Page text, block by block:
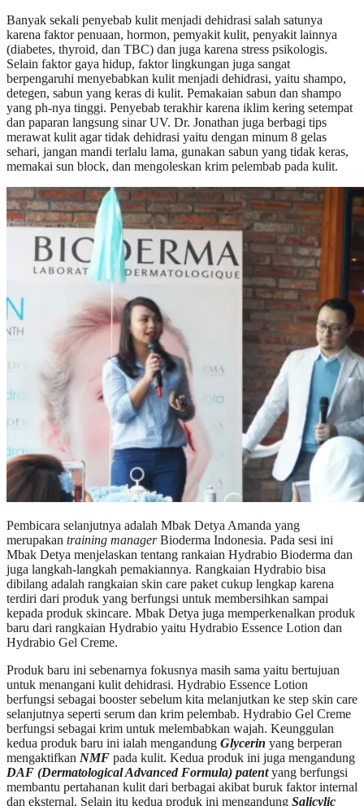
Banyak sekali penyebab kulit menjadi dehidrasi salah satunya
karena faktor penuaan, hormon, pemyakit kulit, penyakit lainnya
(diabetes, thyroid, dan TBC) dan juga karena stress psikologis.
Selain faktor gaya hidup, faktor lingkungan juga sangat
berpengaruhi menyebabkan kulit menjadi dehidrasi, yaitu shampo,
detegen, sabun yang keras di kulit. Pemakaian sabun dan shampo
yang ph-nya tinggi. Penyebab terakhir karena iklim kering setempat
dan paparan langsung sinar UV. Dr. Jonathan juga berbagi tips
merawat kulit agar tidak dehidrasi yaitu dengan minum 8 gelas
sehari, jangan mandi terlalu lama, gunakan sabun yang tidak keras,
memakai sun block, dan mengoleskan krim pelembab pada kulit.
Pembicara selanjutnya adalah Mbak Detya Amanda yang
merupakan training managerBioderma Indonesia. Pada sesi ini
Mbak Detya menjelaskan tentang rankaian Hydrabio Bioderma dan
juga langkah-langkah pemakiannya. Rangkaian Hydrabio bisa
dibilang adalah rangkaian skin care paket cukup lengkap karena
terdiri dari produk yang berfungsi untuk membersihkan sampai
kepada produk skincare. Mbak Detya juga memperkenalkan produk
baru dari rangkaian Hydrabio yaitu Hydrabio Essence Lotion dan
Hydrabio Gel Creme.
Produk baru ini sebenarnya fokusnya masih sama yaitu bertujuan
untuk menangani kulit dehidrasi. Hydrabio Essence Lotion
berfungsi sebagai booster sebelum kita melanjutkan ke step skin care
selanjutnya seperti serum dan krim pelembab. Hydrabio Gel Creme
berfungsi sebagai krim untuk melembabkan wajah. Keunggulan
kedua produk baru ini ialah mengandung Glycerin yang berperan
mengaktifkan NMF pada kulit. Kedua produk ini juga mengandung
DAF (Dermatological Advanced Formula) patentyang berfungsi
membantu pertahanan kulit dari berbagai akibat buruk faktor internal
dan eksternal. Selain itu kedua produk ini mengandung Salicylic